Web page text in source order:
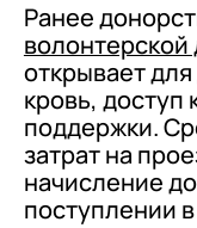
Ранее
волонтерской
открывает
кровь,
поддержки.
затрат на
начисление
поступлении